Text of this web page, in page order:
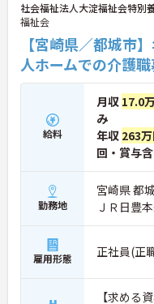
社会福祉法人大淀福祉会特別
福祉会
【宮崎県／都城市
人ホームでの介護職
給料
月収 17.0
み
年収 263
回・賞与
勤務地
宮崎県 都
ＪＲ日豊
雇用形態 正社員(正
【求める